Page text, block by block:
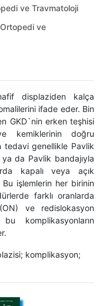
ve Travmatoloji
ve
displaziden kalça
ifade eder. Bin
GKD`nin erken teşhisi
kemiklerinin doğru
tedavi genellikle Pavlik
da Pavlik bandajıyla
kapalı veya açık
işlemlerin her birinin
farklı oranlarda
ve redislokasyon
komplikasyonların
komplikasyon;